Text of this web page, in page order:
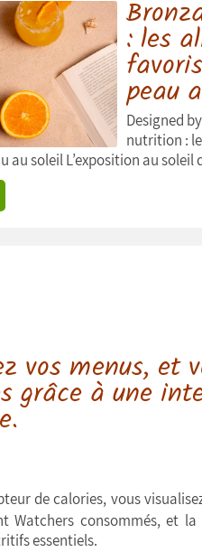
: les
peau
Designed
nutrition :
au soleil L’exposition au
vos menus, et
grâce à une
de calories, vous
Watchers consommés, et
essentiels.